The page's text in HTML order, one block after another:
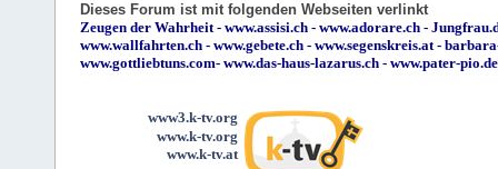
Dieses Forum ist mit folgenden Webseiten verlinkt
Zeugen der Wahrheit- www.assisi.ch - www.adorare.ch -
www.wallfahrten.ch - www.gebete.ch - www.segenskreis.at-
www.gottliebtuns.com- www.das-haus-lazarus.ch - www.pater-pio.de
www3.k-tv.org
www.k-tv.org
www.k-tv.at